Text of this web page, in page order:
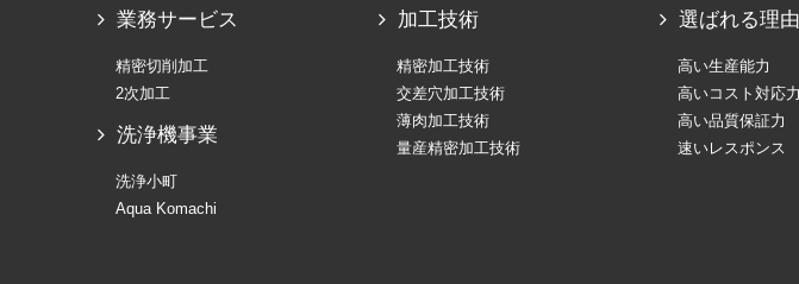
業務サービス
精密切削加工
2次加工
洗浄機事業
洗浄小町
Aqua Komachi
加工技術
精密加工技術
交差穴加工技術
薄肉加工技術
量産精密加工技術
選ばれる理由
高い生産能力
高いコスト対応力
高い品質保証力
速いレスポンス